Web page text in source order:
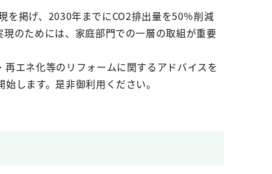
を掲げ、2030年までにCO2排出量を50％削減
のためには、家庭部門での一層の取組が重要
エネ化等のリフォームに関するアドバイスを
します。是非御利用ください。